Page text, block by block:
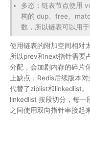
多态：链表节点使用
构的 dup、free、
数，所以链表可以用
使用链表的附加空间相对
所以prev和next指针需要
分配，会加剧内存的碎片
上缺点，Redis后续版本
代替了ziplist和linkedlist
linkedlist 按段切分，每一
之间使用双向指针串接起来